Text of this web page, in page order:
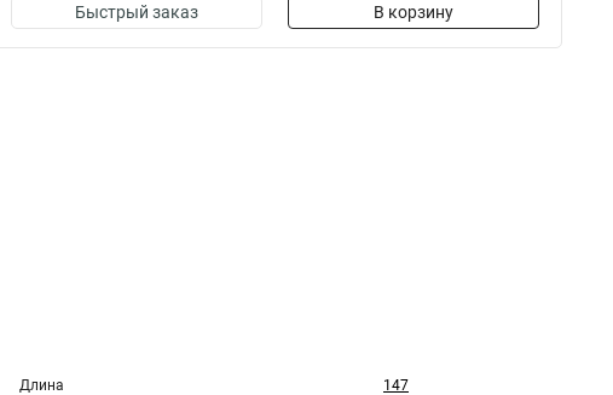
Быстрый заказ В корзину
Длина 147